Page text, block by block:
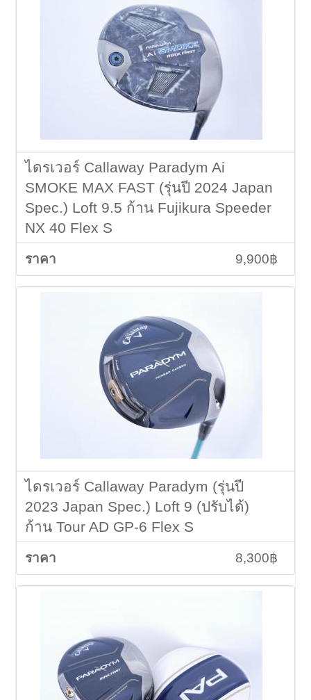
ไดรเวอร์ Callaway Paradym Ai
SMOKE MAX FAST (รุ่นปี 2024 Japan
Spec.) Loft 9.5 ก้าน Fujikura Speeder
NX 40 Flex S
9,900฿
ไดรเวอร์ Callaway Paradym (รุ่นปี
2023 Japan Spec.) Loft 9 (ปรับได้)
ก้าน Tour AD GP-6 Flex S
8,300฿